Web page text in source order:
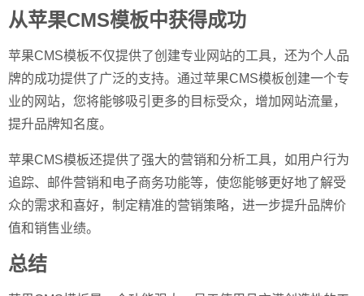
从苹果CMS模板中获得成功
苹果CMS模板不仅提供了创建专业网站的工具，还为个人品
牌的成功提供了广泛的支持。通过苹果CMS模板创建一个专
业的网站，您将能够吸引更多的目标受众，增加网站流量，
提升品牌知名度。
苹果CMS模板还提供了强大的营销和分析工具，如用户行为
追踪、邮件营销和电子商务功能等，使您能够更好地了解受
众的需求和喜好，制定精准的营销策略，进一步提升品牌价
值和销售业绩。
总结